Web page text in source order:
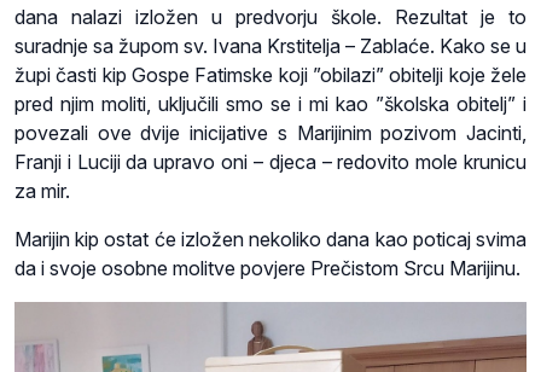
dana nalazi izložen u predvorju škole. Rezultat je to
suradnje sa župom sv. Ivana Krstitelja – Zablaće. Kako se u
župi časti kip Gospe Fatimske koji ”obilazi” obitelji koje žele
pred njim moliti, uključili smo se i mi kao ”školska obitelj” i
povezali ove dvije inicijative s Marijinim pozivom Jacinti,
Franji i Luciji da upravo oni – djeca – redovito mole krunicu
za mir.
Marijin kip ostat će izložen nekoliko dana kao poticaj svima
da i svoje osobne molitve povjere Prečistom Srcu Marijinu.